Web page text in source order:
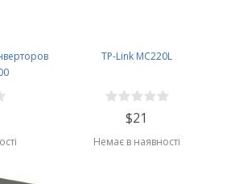
TP-Link MC220L
$21
Немає в наявності